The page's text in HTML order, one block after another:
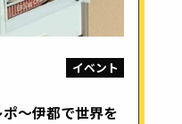
イベント
～伊都で世界を